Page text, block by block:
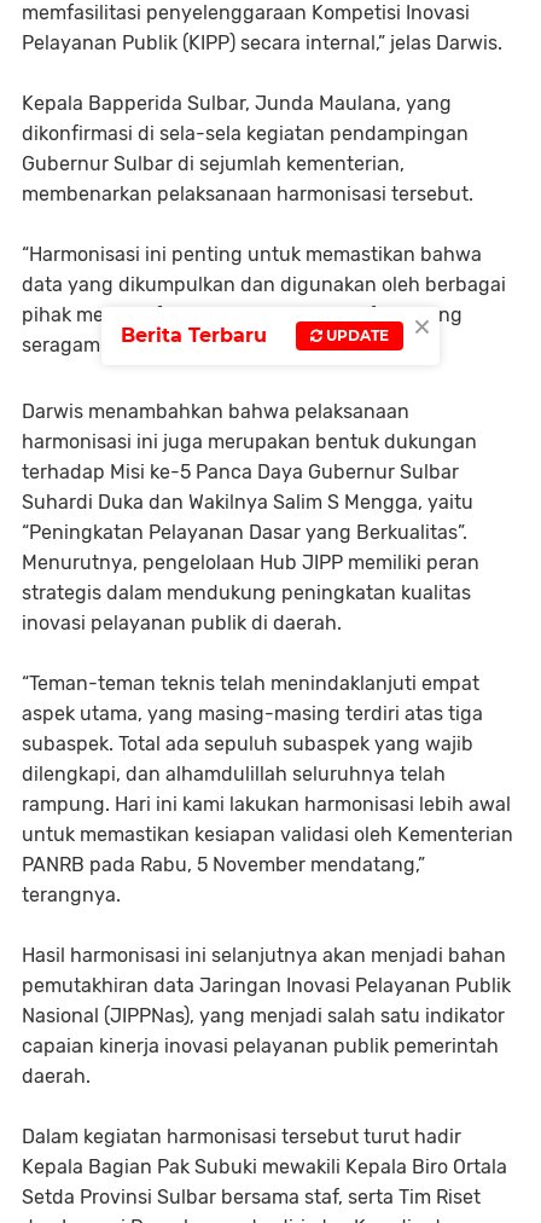
memfasilitasi penyelenggaraan Kompetisi Inovasi
Pelayanan Publik (KIPP) secara internal,” jelas Darwis.
Kepala Bapperida Sulbar, Junda Maulana, yang
dikonfirmasi di sela-sela kegiatan pendampingan
Gubernur Sulbar di sejumlah kementerian,
membenarkan pelaksanaan harmonisasi tersebut.
“Harmonisasi ini penting untuk memastikan bahwa
data yang dikumpulkan dan digunakan oleh berbagai
pihak memiliki format, struktur, dan definisi yang
seragam serta konsisten,” ujar Junda.
Darwis menambahkan bahwa pelaksanaan
harmonisasi ini juga merupakan bentuk dukungan
terhadap Misi ke-5 Panca Daya Gubernur Sulbar
Suhardi Duka dan Wakilnya Salim S Mengga, yaitu
“Peningkatan Pelayanan Dasar yang Berkualitas”.
Menurutnya, pengelolaan Hub JIPP memiliki peran
strategis dalam mendukung peningkatan kualitas
inovasi pelayanan publik di daerah.
“Teman-teman teknis telah menindaklanjuti empat
aspek utama, yang masing-masing terdiri atas tiga
subaspek. Total ada sepuluh subaspek yang wajib
dilengkapi, dan alhamdulillah seluruhnya telah
rampung. Hari ini kami lakukan harmonisasi lebih awal
untuk memastikan kesiapan validasi oleh Kementerian
PANRB pada Rabu, 5 November mendatang,”
terangnya.
Hasil harmonisasi ini selanjutnya akan menjadi bahan
pemutakhiran data Jaringan Inovasi Pelayanan Publik
Nasional (JIPPNas), yang menjadi salah satu indikator
capaian kinerja inovasi pelayanan publik pemerintah
daerah.
Dalam kegiatan harmonisasi tersebut turut hadir
Kepala Bagian Pak Subuki mewakili Kepala Biro Ortala
Setda Provinsi Sulbar bersama staf, serta Tim Riset
×
Berita Terbaru UPDATE